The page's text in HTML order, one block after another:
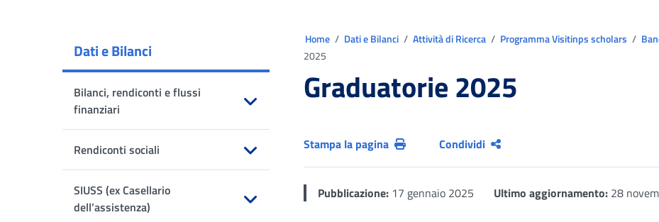
Dati e Bilanci
Bilanci, rendiconti e flussi
finanziari
Apri sottomenu
Rendiconti sociali
Apri sottomenu
SIUSS (ex Casellario
dell’assistenza)
Home Dati e Bilanci Attività di Ricerca Programma Visitinps scholars
2025
Graduatorie 2025
Stampa la pagina Condividi
Pubblicazione: 17 gennaio 2025 Ultimo aggiornamento: 28